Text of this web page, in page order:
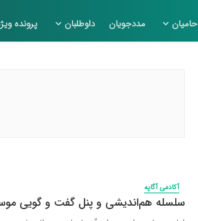
حامیان مددجویان داوطلبان پرونده
آکادمی آگاپه
سلسله هم‌اندیشی و پنل گفت و گویی